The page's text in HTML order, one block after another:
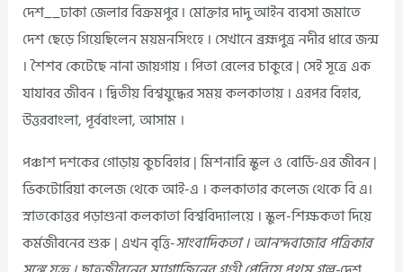
দেশ__ঢাকা জেলার বিক্রমপুর ৷ মোক্তার দাদু আইন ব্যবসা জমাতে
দেশ ছেড়ে গিয়েছিলেন ময়মনসিংহে । সেখানে ব্রহ্মপুত্র নদীর ধারে জন্ম
। শৈশব কেটেছে নানা জায়গায় । পিতা রেলের চাকুরে | সেই সূত্রে এক
যাযাবর জীবন । দ্বিতীয় বিশ্বযুদ্ধের সময় কলকাতায় । এরপর বিহার,
উত্তরবাংলা, পূর্ববাংলা, আসাম ।
পঞ্চাশ দশকের গোড়ায় কুচবিহার | মিশনারি স্কুল ও বোর্ডি-এর জীবন |
ভিকটোরিয়া কলেজ থেকে আই-এ । কলকাতার কলেজ থেকে বি এ।
স্নাতকোত্তর পড়াশুনা কলকাতা বিশ্ববিদ্যালয়ে । স্কুল-শিক্ষকতা দিয়ে
কর্মজীবনের শুরু | এখন বৃত্তি-সাংবাদিকতা । আনন্দবাজার পত্রিকার